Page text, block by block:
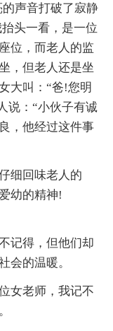
声音打破了寂静
头一看，是一位
位，而老人的监
，但老人还是坐
大叫：“爸!您明
说：“小伙子有诚
，他经过这件事
细回味老人的
幼的精神!
记得，但他们却
会的温暖。
女老师，我记不